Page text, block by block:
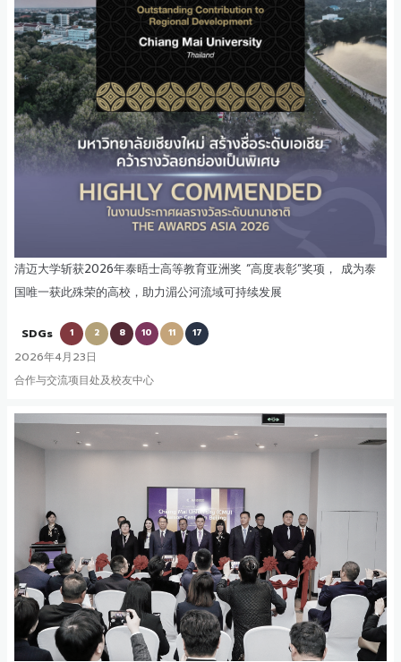
清迈大学斩获2026年泰晤士高等教育亚洲奖 “高度表彰”奖项， 成为泰
国唯一获此殊荣的高校，助力湄公河流域可持续发展
SDGs 1 2 8 10 11 17
2026年4月23日
合作与交流项目处及校友中心